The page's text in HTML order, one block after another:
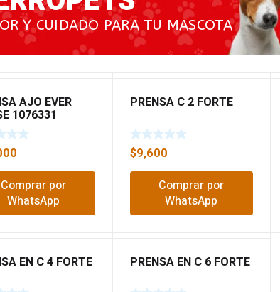
Y CUIDADO PARA TU MASCOTA
AJO EVER
1076331
Comprar por
WhatsApp
PRENSA C 2 FORTE
$9,600
Comprar por
WhatsApp
EN C 4 FORTE PRENSA EN C 6 FORTE